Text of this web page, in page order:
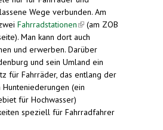
Wege verbunden. Am
Fahrradstationen(link is
external)
(am ZOB
Man kann dort auch
und erwerben. Darüber
und sein Umland ein
für Fahrräder, das entlang der
(ein
für Hochwasser)
speziell für Fahrradfahrer